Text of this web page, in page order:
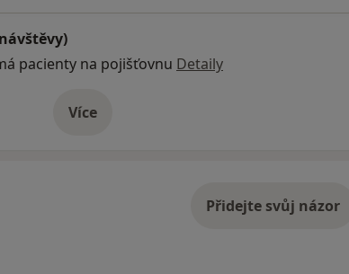
pacienty na pojišťovnu Detaily
Víceo adrese
Přidejte svůj názor